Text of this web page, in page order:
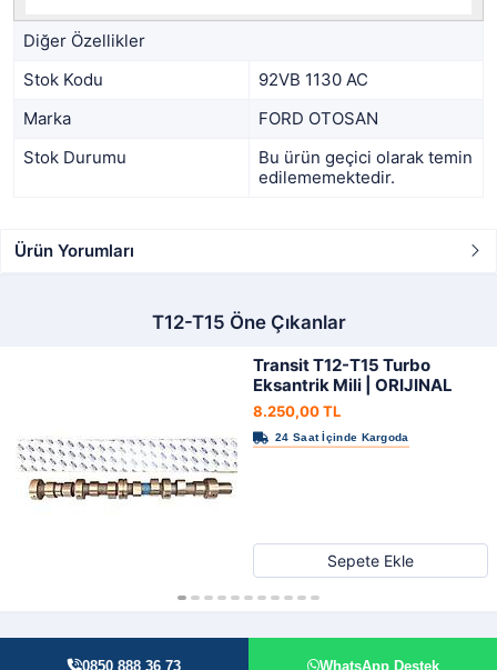
Diğer Özellikler
Stok Kodu
92VB 1130 AC
Marka
FORD OTOSAN
Stok Durumu
Bu ürün geçici olarak temin
edilememektedir.
Ürün Yorumları
T12-T15 Öne Çıkanlar
Transit T12-T15 Turbo
Eksantrik Mili | ORIJINAL
8.250,00 TL
Sepete Ekle
0850 888 36 73 WhatsApp Destek